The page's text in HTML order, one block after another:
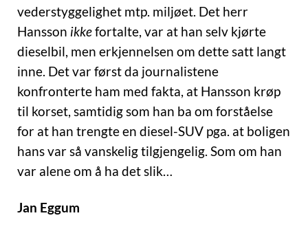
vederstyggelighet mtp. miljøet. Det herr
Hansson ikkefortalte, var at han selv kjørte
dieselbil, men erkjennelsen om dette satt langt
inne. Det var først da journalistene
konfronterte ham med fakta, at Hansson krøp
til korset, samtidig som han ba om forståelse
for at han trengte en diesel-SUV pga. at boligen
hans var så vanskelig tilgjengelig. Som om han
var alene om å ha det slik…
Jan Eggum